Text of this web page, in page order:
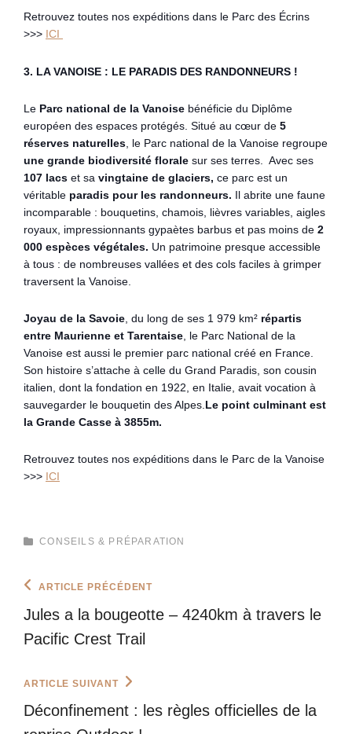
Retrouvez toutes nos expéditions dans le Parc des Écrins
>>> ICI
3. LA VANOISE : LE PARADIS DES RANDONNEURS !
Le Parc national de la Vanoise bénéficie du Diplôme
européen des espaces protégés. Situé au cœur de 5
réserves naturelles , le Parc national de la Vanoise regroupe
une grande biodiversité florale sur ses terres. Avec ses
107 lacs et sa vingtaine de glaciers, ce parc est un
véritable paradis pour les randonneurs. Il abrite une faune
incomparable : bouquetins, chamois, lièvres variables, aigles
royaux, impressionnants gypaètes barbus et pas moins de 2
000 espèces végétales. Un patrimoine presque accessible
à tous : de nombreuses vallées et des cols faciles à grimper
traversent la Vanoise.
Joyau de la Savoie , du long de ses 1 979 km² répartis
entre Maurienne et Tarentaise , le Parc National de la
Vanoise est aussi le premier parc national créé en France.
Son histoire s’attache à celle du Grand Paradis, son cousin
italien, dont la fondation en 1922, en Italie, avait vocation à
sauvegarder le bouquetin des Alpes. Le point culminant est
la Grande Casse à 3855m.
Retrouvez toutes nos expéditions dans le Parc de la Vanoise
>>> ICI
CATEGORIES
CONSEILS & PRÉPARATION
Navigation
de
l’article
Previous
Post
ARTICLE PRÉCÉDENT
Jules a la bougeotte – 4240km à travers le
Pacific Crest Trail
Next
Post
ARTICLE SUIVANT
Déconfinement : les règles officielles de la